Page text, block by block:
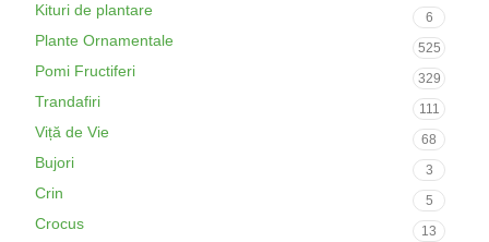
Kituri de plantare 6
Plante Ornamentale 525
Pomi Fructiferi 329
Trandafiri 111
Viță de Vie 68
Bujori 3
Crin 5
Crocus 13